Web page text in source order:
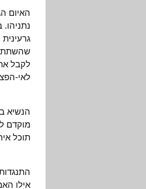
האיום
נתניהו.
שהשתתף
לקבל
לאי-
הנשיא
מוקדם
תוכל
אילו